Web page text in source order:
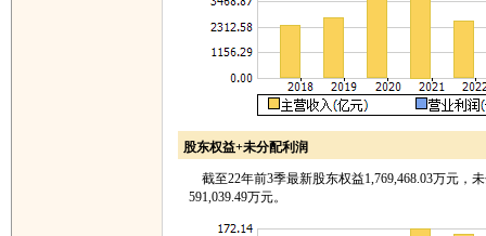
股东权益+未分配利润
截至22年前3季最新股东权益1,769,468.03万元，
591,039.49万元。